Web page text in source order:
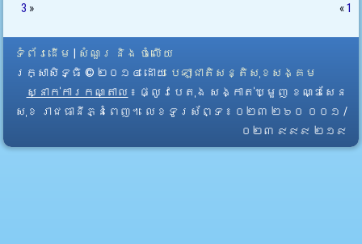
3 » «1
ទំព័រដើម
សំណួរ និង ចំលើយ
រក្សាសិទ្ធិ © ២០១៤ ដោយ​ បេឡាជាតិសន្តិសុខសង្គម
ស្នាក់ការកណ្តាល ៖ ផ្លូវបេតុង សង្កាត់ឃ្មួញ ខណ្ឌសែន
សុខ រាជធានីភ្នំពេញ។ លេខទូរស័ព្ទ ៖ ០២៣ ២៦០ ០០១ /
០២៣ ៩៩៩ ២១៩